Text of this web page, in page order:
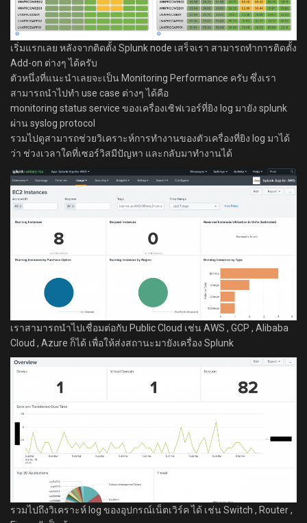
เริ่มแรกเลย หลังจากติดตั้ง Splunk node เสร็จเรา สามารถทำการติดตั้ง
Add-on ต่างๆ ได้ครับ
ตัวหนึ่งที่แนะนำเลยจะเป็น Monitoring Performance ครับ ซึ่งเรา
สามารถนำไปทำ use case ต่างๆ ได้คือ
monitoring status service ของเครื่องเซิฟเวอร์ที่ยิง log มายัง splunk
ผ่าน syslog protocol
รวมไปดูสามารถช่วยวิเคราะห์การทำงานของตัวเครื่องที่ยิง log มาได้
ว่า ช่วงเวลาใดที่เซอร์วิสมีปัญหา และกลับมาทำงานได้
เราสามารถนำไปเชื่อมต่อกับ Public Cloud เช่น AWS , GCP , Alibaba
Cloud , Azure ก็ได้ เพื่อให้ส่งสถานะมายังเครื่อง Splunk
รวมไปถึงวิเคราะห์ log ของอุปกรณ์เน็ตเวิร์ค ได้ เช่น Switch , Router ,